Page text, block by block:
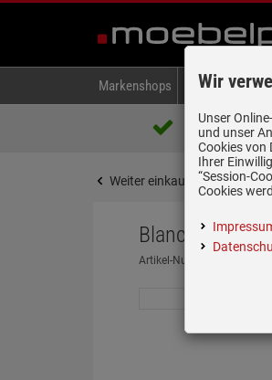
Markenshops Backen &
Über 85.000
auf eBay,
Weiter einkaufen
Blanco 210
Artikel-Nummer:
Wir
Unser
und unser
Cookies von
Ihrer
“Session-
Cookies